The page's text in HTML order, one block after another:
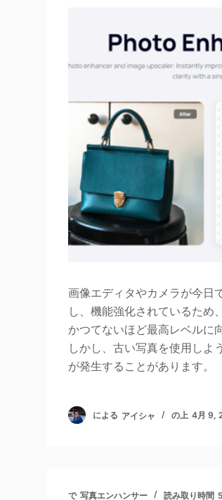
画像エディタやカメラが今日
し、機能強化されているため
かつてないほど最高レベルに
しかし、古い写真を使用しよ
が発生することがあります。
による アイシャ の上 4月 9,
で 写真エンハンサー 読み取り時間